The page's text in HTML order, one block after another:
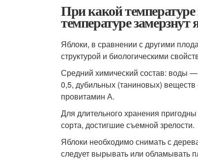
При какой
температуре замерзнут
Яблоки, в сравнении с другими
структурой и биологическими
Средний химический состав: воды
0,5, дубильных (таниновых)
провитамин А.
Для длительного хранения
сорта, достигшие съемной зрелости.
Яблоки необходимо снимать с
следует вырывать или обламывать